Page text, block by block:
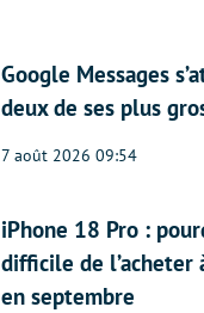
Google Messages
deux de ses plus
7 août 2026 09:54
iPhone 18 Pro :
difficile de l’acheter
en septembre